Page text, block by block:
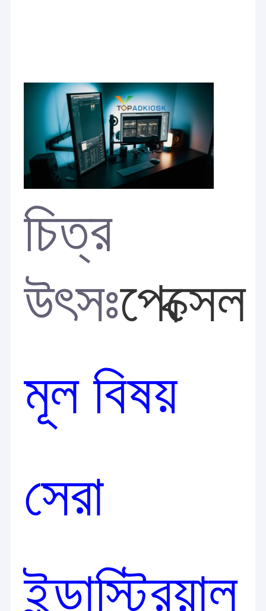
আমাদের সম্পর্কে
চিত্র
উৎসঃপেক্সেল
মূল বিষয়
সেরা
ইন্ডাস্ট্রিয়াল
DISPLAY, QLED ডিসপ্লে, OLED ডিসপ্লে ক্ষেত্রে অত্যন্ত বিশেষজ্ঞ। আমরা আমাদের
নিজস্ব LCD পণ্য সিরিজ উন্নত করেছি,যেমন ডিজিটাল সিগনেজ, অল ইন ওয়ান পিসি, টাচ
স্ক্রিন, এলসিডি ভিডিও ওয়াল, আউটডোর আইপি 67 হাই ব্রাইটনেস এলসিডি ডিজিটাল
সিগনেজ ইত্যাদি, আকার 7 "ইঞ্চি থেকে 98 ইঞ্চি ইত্যাদির সাথে উপলব্ধএই পণ্যগুলি মার্কিন